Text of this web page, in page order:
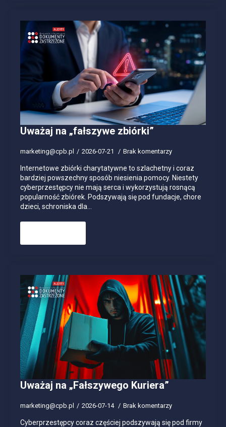
Uważaj na „fałszywe zbiórki”
marketing@cpb.pl 2026-07-21 Brak komentarzy
Internetowe zbiórki charytatywne to szlachetny i coraz
bardziej powszechny sposób niesienia pomocy. Niestety
cyberprzestępcy nie mają serca i wykorzystują rosnącą
popularność zbiórek. Podszywają się pod fundacje, chore
dzieci, schroniska dla…
Uważaj na „Fałszywego Kuriera”
marketing@cpb.pl 2026-07-14 Brak komentarzy
Cyberprzestępcy coraz częściej podszywają się pod firmy